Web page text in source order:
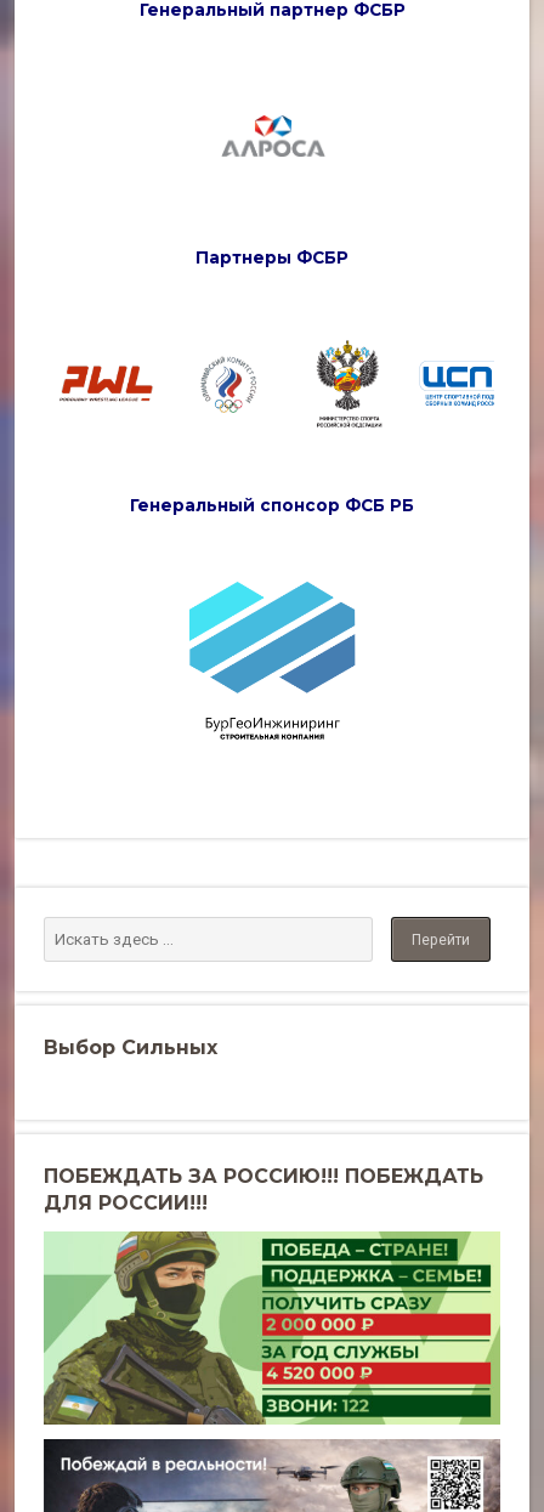
Генеральный партнер ФСБР
Партнеры ФСБР
Генеральный спонсор ФСБ РБ
Выбор Сильных
ПОБЕЖДАТЬ ЗА РОССИЮ!!! ПОБЕЖДАТЬ
ДЛЯ РОССИИ!!!